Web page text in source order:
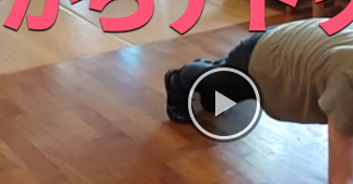
母乳育児
予防接種